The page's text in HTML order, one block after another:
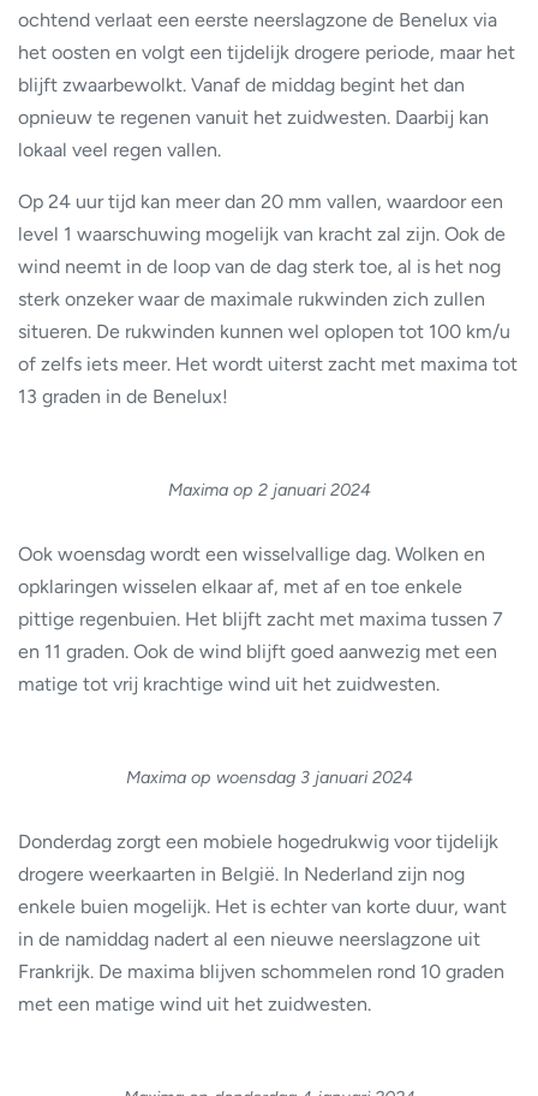
ochtend verlaat een eerste neerslagzone de Benelux via
het oosten en volgt een tijdelijk drogere periode, maar het
blijft zwaarbewolkt. Vanaf de middag begint het dan
opnieuw te regenen vanuit het zuidwesten. Daarbij kan
lokaal veel regen vallen.
Op 24 uur tijd kan meer dan 20 mm vallen, waardoor een
level 1 waarschuwing mogelijk van kracht zal zijn. Ook de
wind neemt in de loop van de dag sterk toe, al is het nog
sterk onzeker waar de maximale rukwinden zich zullen
situeren. De rukwinden kunnen wel oplopen tot 100 km/u
of zelfs iets meer. Het wordt uiterst zacht met maxima tot
13 graden in de Benelux!
Maxima op 2 januari 2024
Ook woensdag wordt een wisselvallige dag. Wolken en
opklaringen wisselen elkaar af, met af en toe enkele
pittige regenbuien. Het blijft zacht met maxima tussen 7
en 11 graden. Ook de wind blijft goed aanwezig met een
matige tot vrij krachtige wind uit het zuidwesten.
Maxima op woensdag 3 januari 2024
Donderdag zorgt een mobiele hogedrukwig voor tijdelijk
drogere weerkaarten in België. In Nederland zijn nog
enkele buien mogelijk. Het is echter van korte duur, want
in de namiddag nadert al een nieuwe neerslagzone uit
Frankrijk. De maxima blijven schommelen rond 10 graden
met een matige wind uit het zuidwesten.